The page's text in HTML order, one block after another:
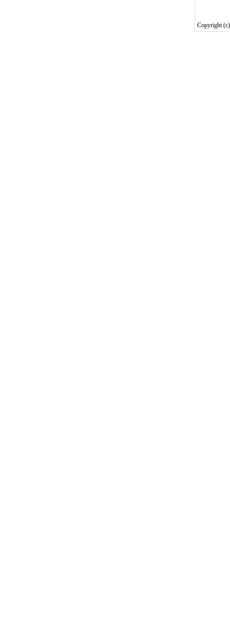
Copyright